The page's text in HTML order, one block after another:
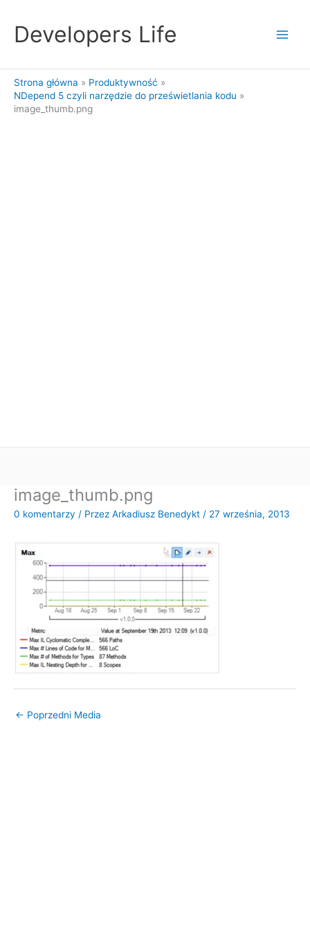
treściDevelopers Life
Strona główna
Produktywność
NDepend 5 czyli narzędzie do prześwietlania kodu
image_thumb.png
image_thumb.png
0 komentarzy / Przez Arkadiusz Benedykt / 27 września, 2013
← Poprzedni Media